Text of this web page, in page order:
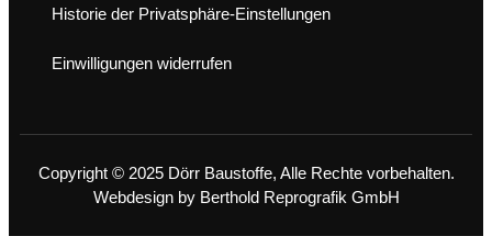
Historie der Privatsphäre-Einstellungen
Einwilligungen widerrufen
Copyright © 2025 Dörr Baustoffe, Alle Rechte vorbehalten.
Webdesign by Berthold Reprografik GmbH